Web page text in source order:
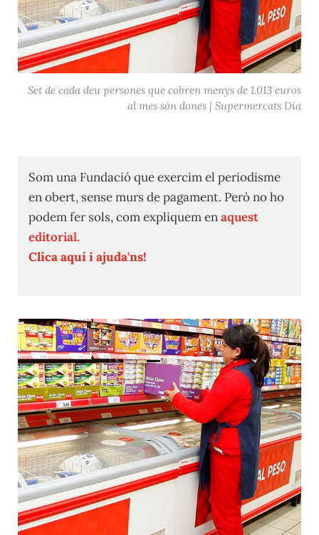
Set de cada deu persones que cobren menys de 1.013 euros
al mes són dones | Supermercats Dia
Som una Fundació que exercim el periodisme
en obert, sense murs de pagament. Però no ho
podem fer sols, com expliquem enaquest
editorial.
Clica aquí i ajuda'ns!